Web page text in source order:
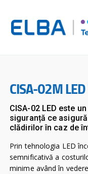
CISA-02M LED
CISA-02 LED este
siguranță ce
clădirilor în caz de
Prin tehnologia LED
semnificativă a
minime având în